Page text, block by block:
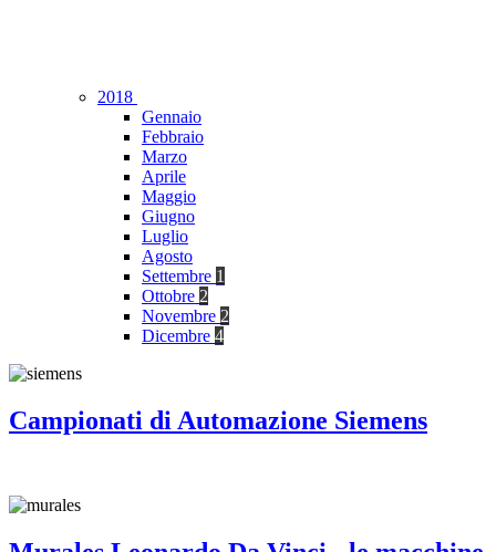
2018
Gennaio
Febbraio
Marzo
Aprile
Maggio
Giugno
Luglio
Agosto
Settembre 1
Ottobre 2
Novembre 2
Dicembre 4
Campionati di Automazione Siemens